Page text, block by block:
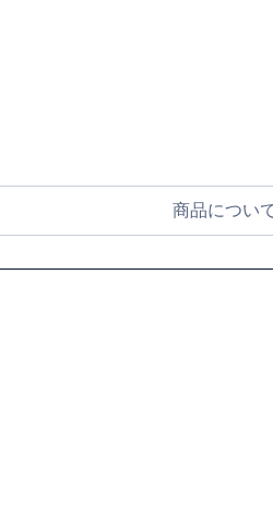
商品につい